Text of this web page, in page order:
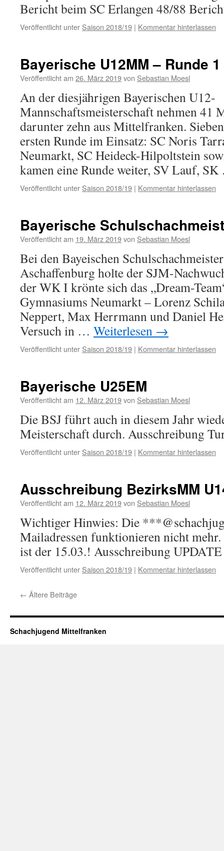
Bericht beim SC Erlangen 48/88
Veröffentlicht unter Saison 2018/19 | Kommentar hinterlassen
Bayerische U12MM – Runde 1
Veröffentlicht am 26. März 2019von Sebastian Moesl
An der diesjährigen Bayerischen U12-
Mannschaftsmeisterschaft nehmen 41
darunter zehn aus Mittelfranken.
ersten Runde im Einsatz: SC Noris
Neumarkt, SC Heideck-Hilpoltstein
kamen eine Runde weiter, SV Lauf,
Veröffentlicht unter Saison 2018/19 | Kommentar hinterlassen
Bayerische
Veröffentlicht am 19. März 2019von Sebastian Moesl
Bei den Bayeischen
Aschaffenburg holte der SJM-
der WK I krönte sich das „Dream-
Gymnasiums Neumarkt – Lorenz
Neppert, Max Herrmann und Daniel
Versuch in … Weiterlesen →
Veröffentlicht unter Saison 2018/19 | Kommentar hinterlassen
Bayerische U25EM
Veröffentlicht am 12. März 2019von Sebastian Moesl
Die BSJ führt auch in diesem Jahr
Meisterschaft durch. Ausschreibung
Veröffentlicht unter Saison 2018/19 | Kommentar hinterlassen
Ausschreibung BezirksMM
Veröffentlicht am 12. März 2019von Sebastian Moesl
Wichtiger Hinwies: Die
Mailadressen funktionieren nicht
ist der 15.03.! Ausschreibung UPDATE
Veröffentlicht unter Saison 2018/19 | Kommentar hinterlassen
← Ältere Beiträge
Schachjugend Mittelfranken